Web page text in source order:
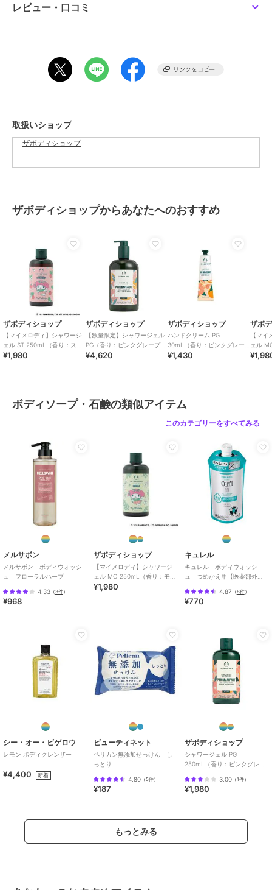
商品カテゴリ
鹸
レディース
ボディケア
／
グレープフルーツ果実水、アロエ
＊表示されている全成分は改良等
の理由により、予告なく処方が変
更となり、掲載の原料、説明、自
然由来成分の配合量などが製品の
ラベルと異なる場合もございます
商品のお取り扱い方法
原産国 ポーランド製
レビュー・口コミ
取扱いショップ
ザボディショップからあなたへのおすすめ
ザボディショップ
【マイメロディ】シャワージ
ェル ST 250mL（香り：スト
ロベリー）
¥1,980
ザボディショップ
【数量限定】シャワージェル
PG（香り：ピンクグレープフ
ルーツ） 750mL
¥4,620
ザボディショップ
ハンドクリーム PG
30mL（香り：ピンクグレー
プフルーツ）
¥1,430
ザボ
【マ
ェル
リンガ
ボディソープ・石鹸の類似アイテム
このカテゴリーをすべてみる
メルサボン
メルサボン ボディウォッシ
ュ フローラルハーブ
4.33 （3件）
¥968
ザボディショップ
【マイメロディ】シャワージ
ェル MO 250mL（香り：モリ
ンガ）
¥1,980
キュレル
キュレル ボディウォッシ
ュ つめかえ用【医薬部外
4.87 （8件）
¥770
シー・オー・ビゲロウ
レモン ボディクレンザー
¥4,400 新着
ビューティネット
ペリカン無添加せっけん し
っとり
4.80 （5件）
¥187
ザボディショップ
シャワージェル PG
250mL（香り：ピンクグレー
3.00（1件）
¥1,980
もっとみる